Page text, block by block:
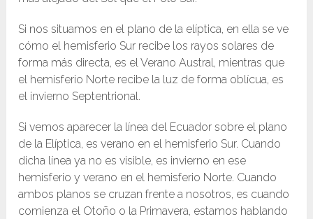
Si nos situamos en el plano de la elíptica, en ella se ve
cómo el hemisferio Sur recibe los rayos solares de
forma más directa, es el Verano Austral, mientras que
el hemisferio Norte recibe la luz de forma oblícua, es
el invierno Septentrional.
Si vemos aparecer la línea del Ecuador sobre el plano
de la Elíptica, es verano en el hemisferio Sur. Cuando
dicha línea ya no es visible, es invierno en ese
hemisferio y verano en el hemisferio Norte. Cuando
ambos planos se cruzan frente a nosotros, es cuando
comienza el Otoño o la Primavera, estamos hablando